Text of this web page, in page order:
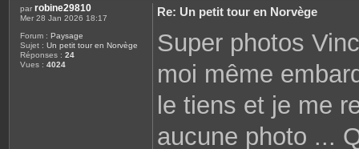
par robine29810
Mer 28 Jan 2026 18:17
Forum : Paysage
Sujet : Un petit tour en Norvège
Réponses : 24
Vues : 4024
Re: Un petit tour en Norvège
Super photos
moi même
le tiens et je me
aucune photo ...